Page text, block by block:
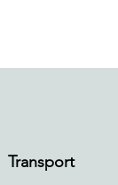
Transport